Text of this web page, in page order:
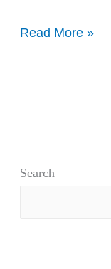
Read More »
Search